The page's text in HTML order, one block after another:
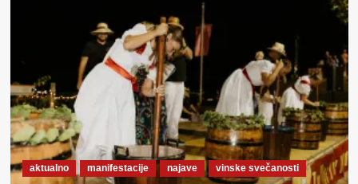
aktualno manifestacije najave vinske svečanosti